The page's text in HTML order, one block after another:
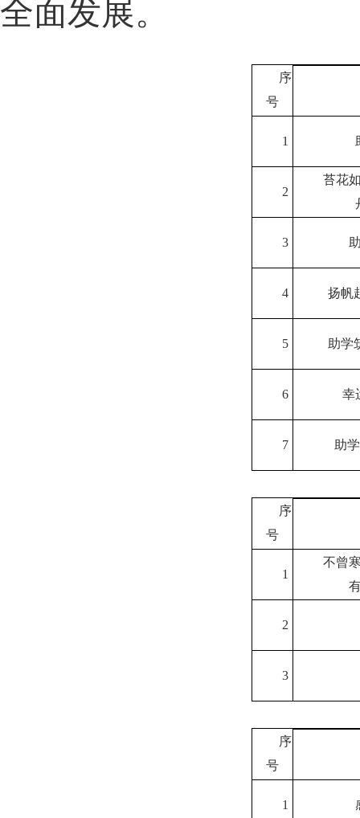
全面发展。
序
号
1
2
苔花
3
4 扬帆
5 助学
6 幸
7 助
序
号
1
不曾
2
3
序
号
1